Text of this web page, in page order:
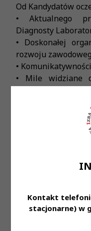
Kontakt
stacjonarne) w
Od Kandydatów
• Aktualnego
Diagnosty
• Doskonałej
rozwoju
•
• Mile widziane
• Zatrudnienie
wymiarze
8:00-15:35 lub
Nasi pracownicy
• Pracują w